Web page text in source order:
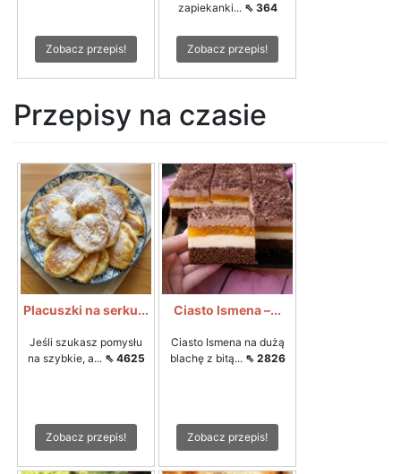
Zobacz przepis!
zapiekanki... ⇖ 364
Zobacz przepis!
Przepisy na czasie
Placuszki na serku...
Jeśli szukasz pomysłu
na szybkie, a... ⇖ 4625
Zobacz przepis!
Ciasto Ismena –...
Ciasto Ismena na dużą
blachę z bitą... ⇖ 2826
Zobacz przepis!